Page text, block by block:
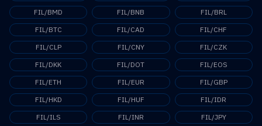
FIL/BMD
FIL/BNB
FIL/BRL
FIL/BTC
FIL/CAD
FIL/CHF
FIL/CLP
FIL/CNY
FIL/CZK
FIL/DKK
FIL/DOT
FIL/EOS
FIL/ETH
FIL/EUR
FIL/GBP
FIL/HKD
FIL/HUF
FIL/IDR
FIL/ILS
FIL/INR
FIL/JPY